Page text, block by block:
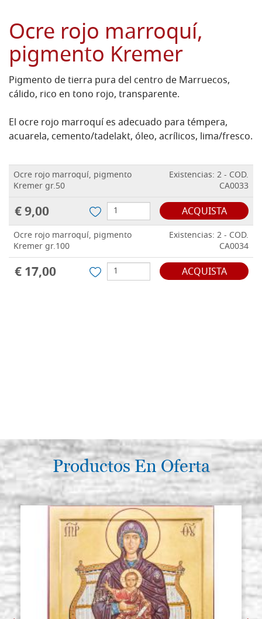
Ocre rojo marroquí,
pigmento Kremer
Pigmento de tierra pura del centro de Marruecos,
cálido, rico en tono rojo, transparente.
El ocre rojo marroquí es adecuado para témpera,
acuarela, cemento/tadelakt, óleo, acrílicos, lima/fresco.
Ocre rojo marroquí, pigmento
Kremer gr.50
Existencias: 2 - COD.
CA0033
€ 9,00 ACQUISTA
Ocre rojo marroquí, pigmento
Kremer gr.100
Existencias: 2 - COD.
CA0034
€ 17,00 ACQUISTA
Productos En Oferta